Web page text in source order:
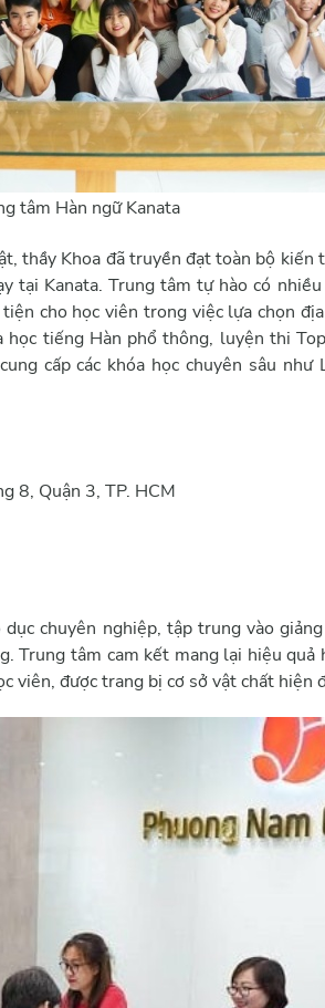
tâm Hàn ngữ Kanata
thầy Khoa đã truyền đạt toàn bộ kiến
tại Kanata. Trung tâm tự hào có
cho học viên trong việc lựa chọn
tiếng Hàn phổ thông, luyện thi
cấp các khóa học chuyên sâu như
8, Quận 3, TP. HCM
chuyên nghiệp, tập trung vào
Trung tâm cam kết mang lại hiệu quả
viên, được trang bị cơ sở vật chất hiện